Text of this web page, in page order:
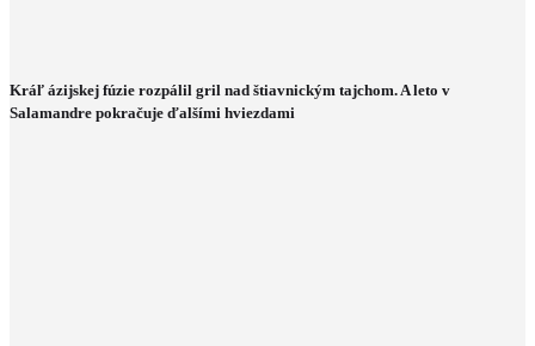
Kráľ ázijskej fúzie rozpálil gril nad štiavnickým tajchom. A leto v
Salamandre pokračuje ďalšími hviezdami